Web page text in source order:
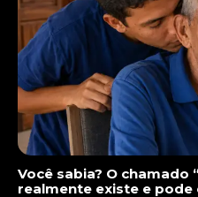
Você sabia? O chamado
realmente existe e pode